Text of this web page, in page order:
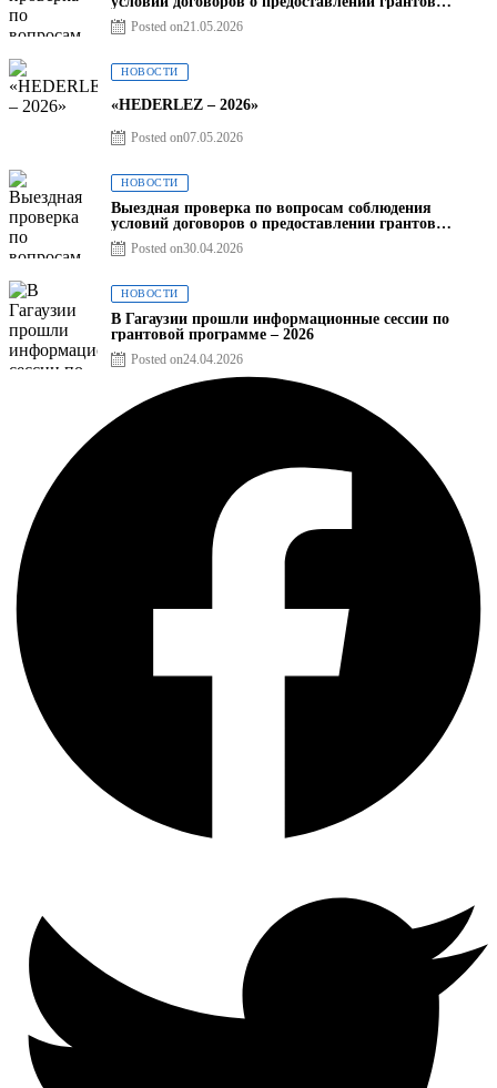
предприятия SRL Baurlukhouse
Posted on21.05.2026
НОВОСТИ
«HEDERLEZ – 2026»
Posted on07.05.2026
НОВОСТИ
Выездная проверка по вопросам соблюдения
условий договоров о предоставлении грантов
предприятия SRL Grand Nic Oil Company
Posted on30.04.2026
НОВОСТИ
В Гагаузии прошли информационные сессии по
грантовой программе – 2026
Posted on24.04.2026